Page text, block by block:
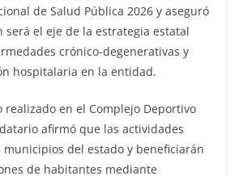
de Salud Pública 2026 y aseguró
será el eje de la estrategia estatal
crónico-degenerativas y
hospitalaria en la entidad.
realizado en el Complejo Deportivo
afirmó que las actividades
municipios del estado y beneficiarán
de habitantes mediante